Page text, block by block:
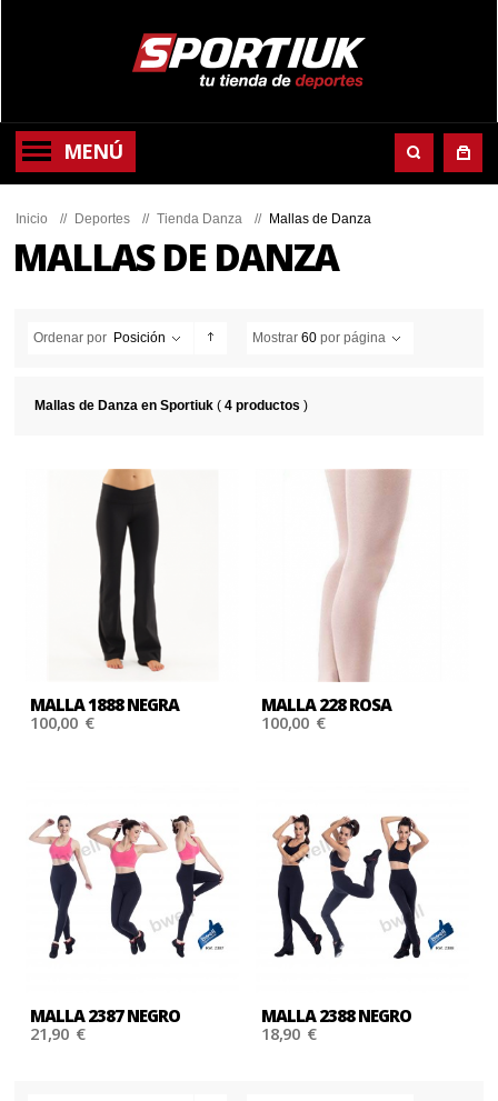
MENÚ
Inicio // Deportes // Tienda Danza // Mallas de Danza
MALLAS DE DANZA
Ordenar por Posición Mostrar 60 por página
Mallas de Danza en Sportiuk (4 productos )
MALLA 1888 NEGRA
100,00 €
MALLA 228 ROSA
100,00 €
MALLA 2387 NEGRO
21,90 €
MALLA 2388 NEGRO
18,90 €